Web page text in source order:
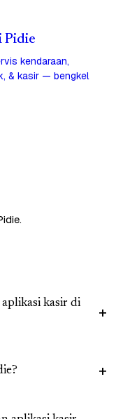
Pidie
kendaraan,
& kasir — bengkel
kasir di